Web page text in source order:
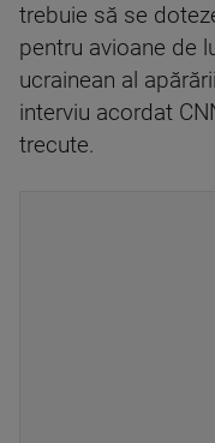
trebuie să se
pentru avioane de
ucrainean al
interviu acordat
trecute.